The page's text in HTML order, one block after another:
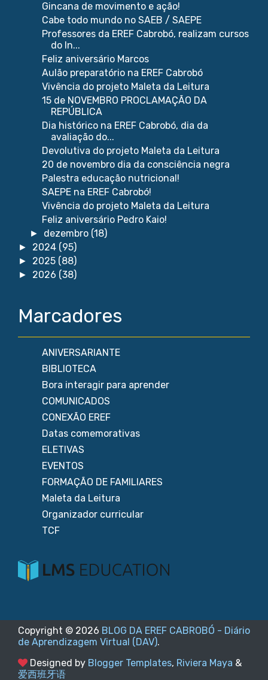
Gincana de movimento e ação!
Cabe todo mundo no SAEB / SAEPE
Professores da EREF Cabrobó, realizam cursos
do In...
Feliz aniversário Marcos
Aulão preparatório na EREF Cabrobó
Vivência do projeto Maleta da Leitura
15 de NOVEMBRO PROCLAMAÇÃO DA
REPÚBLICA
Dia histórico na EREF Cabrobó, dia da
avaliação do...
Devolutiva do projeto Maleta da Leitura
20 de novembro dia da consciência negra
Palestra educação nutricional!
SAEPE na EREF Cabrobó!
Vivência do projeto Maleta da Leitura
Feliz aniversário Pedro Kaio!
► dezembro (18)
► 2024 (95)
► 2025 (88)
► 2026 (38)
Marcadores
ANIVERSARIANTE
BIBLIOTECA
Bora interagir para aprender
COMUNICADOS
CONEXÃO EREF
Datas comemorativas
ELETIVAS
EVENTOS
FORMAÇÃO DE FAMILIARES
Maleta da Leitura
Organizador curricular
TCF
Copyright © 2026 BLOG DA EREF CABROBÓ - Diário
de Aprendizagem Virtual (DAV).
Designed by Blogger Templates, Riviera Maya &
爱西班牙语